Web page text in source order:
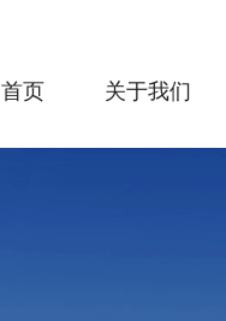
首页 关于我们